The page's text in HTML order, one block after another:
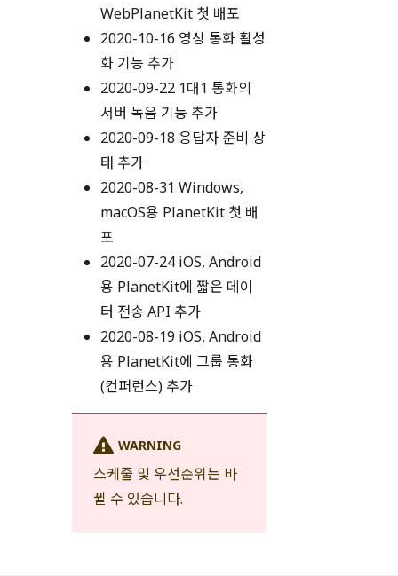
WebPlanetKit 첫 배포
2020-10-16 영상 통화 활성
화 기능 추가
2020-09-22 1대1 통화의
서버 녹음 기능 추가
2020-09-18 응답자 준비 상
태 추가
2020-08-31 Windows,
macOS용 PlanetKit 첫 배
포
2020-07-24 iOS, Android
용 PlanetKit에 짧은 데이
터 전송 API 추가
2020-08-19 iOS, Android
용 PlanetKit에 그룹 통화
(컨퍼런스) 추가
WARNING
스케줄 및 우선순위는 바
뀔 수 있습니다.